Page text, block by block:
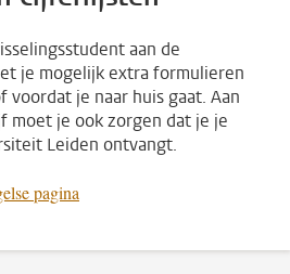
aan de
je mogelijk extra formulieren
voordat je naar huis gaat. Aan
moet je ook zorgen dat je je
Leiden ontvangt.
pagina